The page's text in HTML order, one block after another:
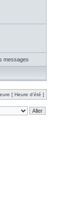
messages
[ Heure d’été ]